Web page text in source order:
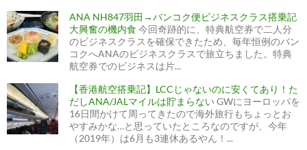
ANA NH847羽田→バンコク便ビジネスクラス搭乗記
大興奮の機内食 今回奇跡的に、特典航空券で二人分
のビジネスクラスを確保できたため、毎年恒例のバン
コクへANAのビジネスクラスで旅立ちました。特典
航空券でのビジネスは片...
【香港航空搭乗記】LCCじゃないのに安くてあり！た
だしANA/JALマイルは貯まらないGWにヨーロッパを
16日間かけて周ってきたので海外旅行もちょっとお
やすみかな…と思っていたところなのですが、今年
（2019年）は6月も3連休あるやん！...